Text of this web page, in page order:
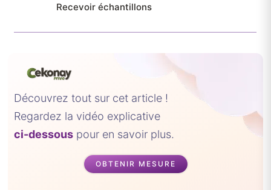
Recevoir échantillons
Découvrez tout sur cet article !
Regardez la vidéo explicative
ci-dessous pour en savoir plus.
OBTENIR MESURE